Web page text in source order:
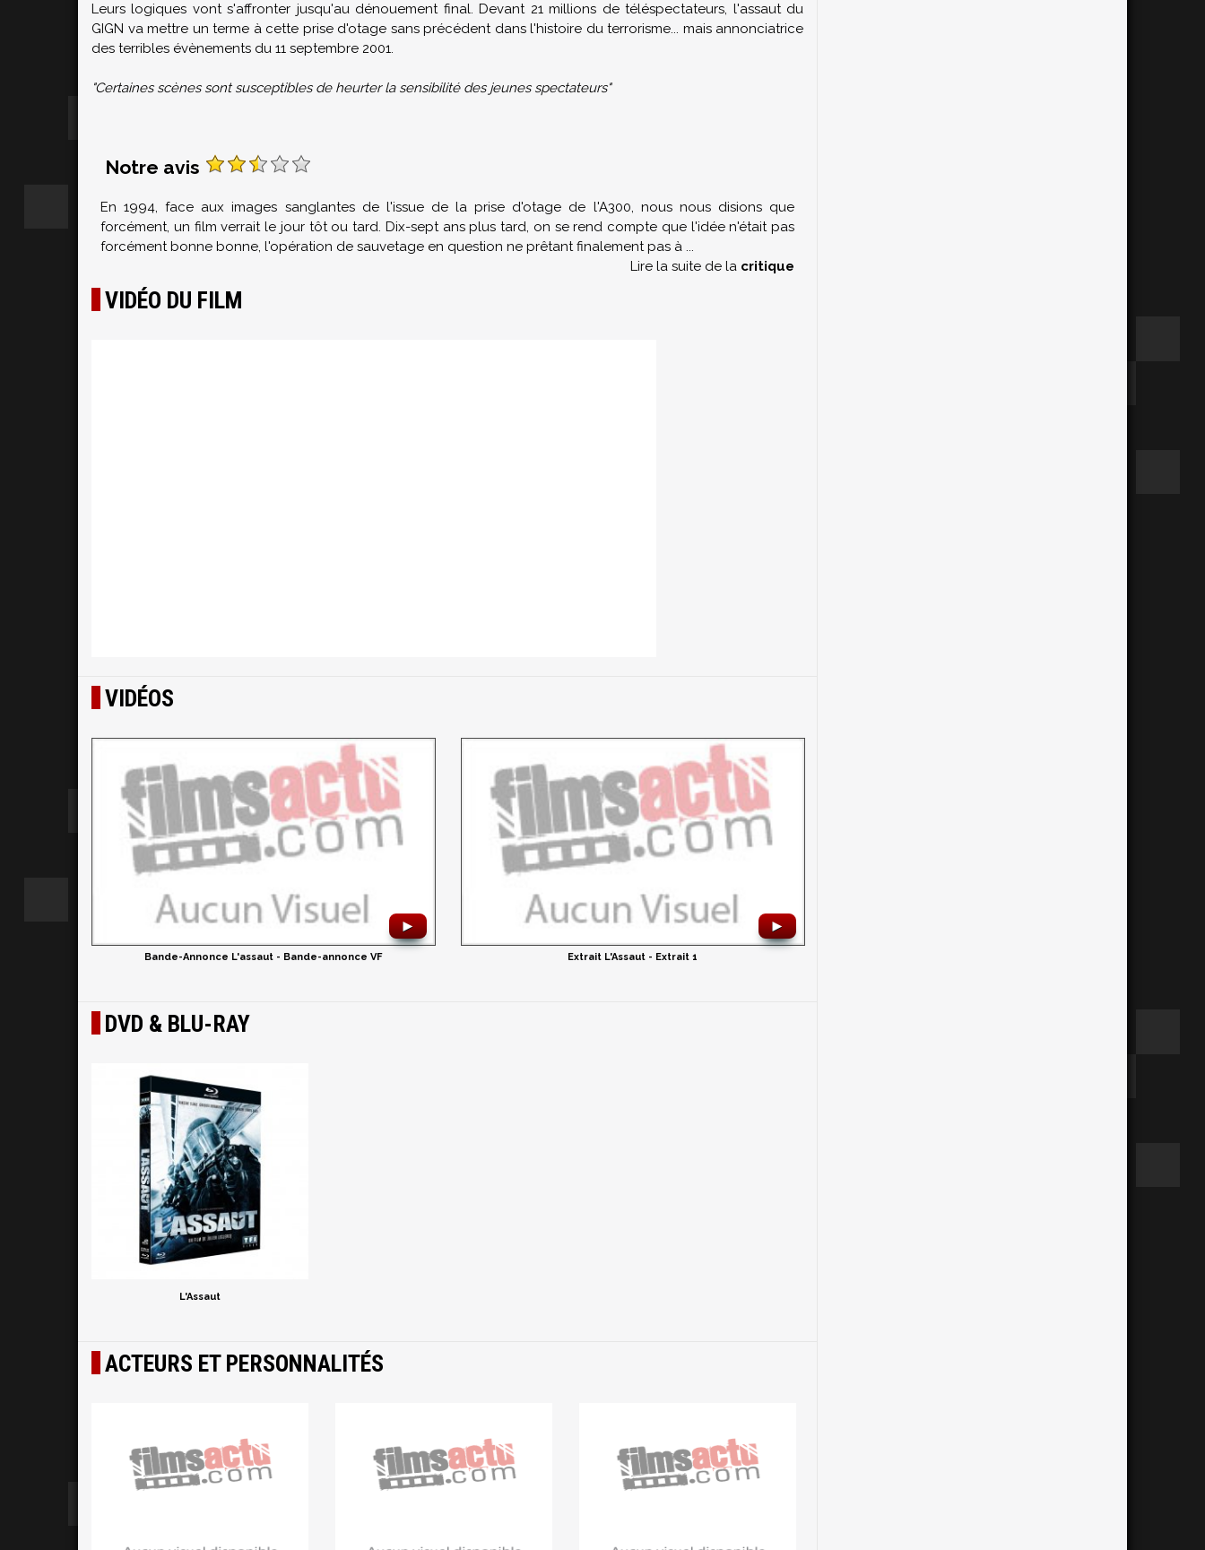
Leurs logiques vont s'affronter jusqu'au dénouement final. Devant 21 millions de téléspectateurs, l'assaut du
GIGN va mettre un terme à cette prise d'otage sans précédent dans l'histoire du terrorisme... mais annonciatrice
des terribles évènements du 11 septembre 2001.
"Certaines scènes sont susceptibles de heurter la sensibilité des jeunes spectateurs"
Notre avis
En 1994, face aux images sanglantes de l'issue de la prise d'otage de l'A300, nous nous disions que
forcément, un film verrait le jour tôt ou tard. Dix-sept ans plus tard, on se rend compte que l'idée n'était pas
forcément bonne bonne, l'opération de sauvetage en question ne prêtant finalement pas à ...
Lire la suite de la critique
VIDÉO DU FILM
VIDÉOS
►
Bande-Annonce L'assaut - Bande-annonce VF
►
Extrait L'Assaut - Extrait 1
DVD & BLU-RAY
L'Assaut
ACTEURS ET PERSONNALITÉS